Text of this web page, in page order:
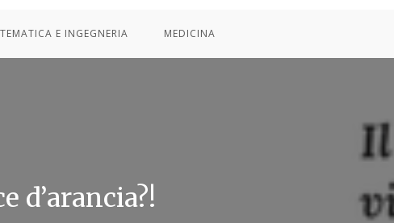
E INGEGNERIA MEDICINA
d’arancia?!